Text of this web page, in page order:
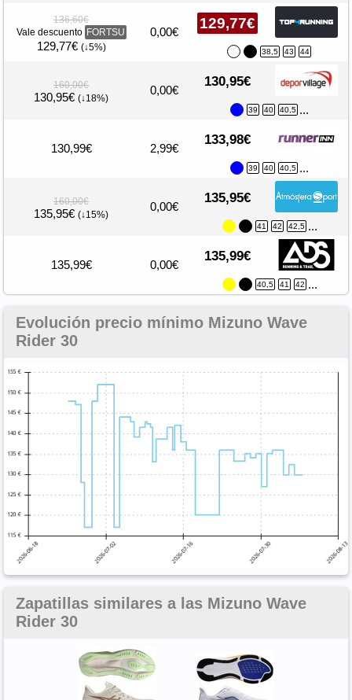
136,60€
Vale descuento FORTSU
129,77€ (↓5%)
0,00€
129,77€
38,5 43 44
160,00€
130,95€ (↓18%)
0,00€
130,95€
39 40 40,5 ...
130,99€ 2,99€
133,98€
39 40 40,5 ...
160,00€
135,95€ (↓15%)
0,00€
135,95€
41 42 42,5 ...
135,99€ 0,00€
135,99€
40,5 41 42 ...
Evolución precio mínimo Mizuno Wave
Rider 30
Zapatillas similares a las Mizuno Wave
Rider 30